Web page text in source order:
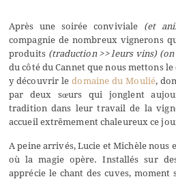
Après une soirée conviviale (et
compagnie de nombreux vignerons
produits (traduction >> leurs vins) (on
du côté du Cannet que nous mettons
y découvrir ledomaine du Moulié,
par deux sœurs qui jonglent
tradition dans leur travail de la
accueil extrêmement chaleureux ce
A peine arrivés, Lucie et Michèle nous
où la magie opère. Installés sur
apprécie le chant des cuves,